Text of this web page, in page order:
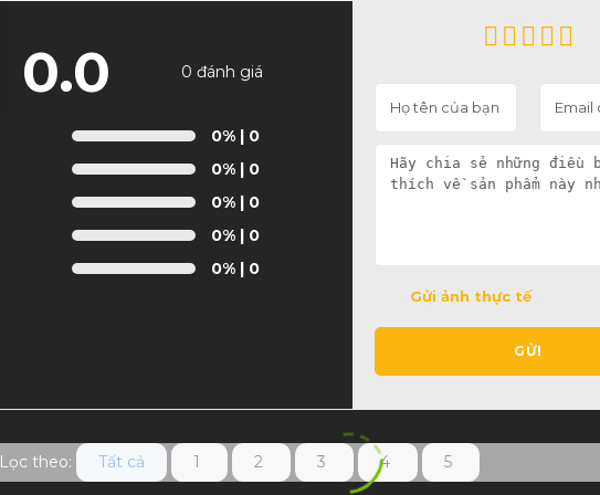
0.0 0 đánh giá
0%| 0
0%| 0
0%| 0
0%| 0
0%| 0
Gửi ảnh thực tế
GỬI
Lọc theo: Tất cả 1 2 3 4 5